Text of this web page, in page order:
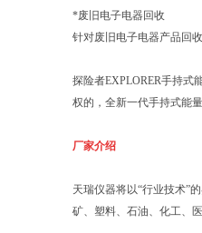
*废旧电子电器回收
针对废旧电子电器产品回
探险者EXPLORER手持式
权的，全新一代手持式能
厂家介绍
天瑞仪器将以“行业技术”
矿、塑料、石油、化工、